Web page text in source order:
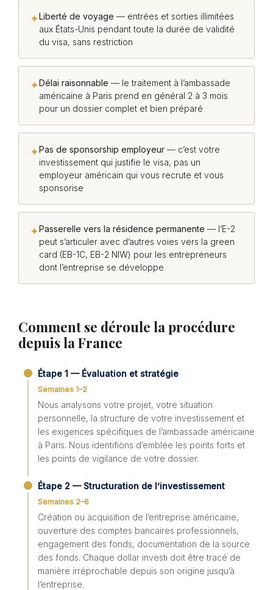
✦Liberté de voyage — entrées et sorties illimitées
aux États-Unis pendant toute la durée de validité
du visa, sans restriction
✦Délai raisonnable — le traitement à l’ambassade
américaine à Paris prend en général 2 à 3 mois
pour un dossier complet et bien préparé
✦Pas de sponsorship employeur — c’est votre
investissement qui justifie le visa, pas un
employeur américain qui vous recrute et vous
sponsorise
✦Passerelle vers la résidence permanente — l’E-2
peut s’articuler avec d’autres voies vers la green
card (EB-1C, EB-2 NIW) pour les entrepreneurs
dont l’entreprise se développe
Comment se déroule la procédure
depuis la France
Étape 1 — Évaluation et stratégie
Semaines 1–2
Nous analysons votre projet, votre situation
personnelle, la structure de votre investissement et
les exigences spécifiques de l’ambassade américaine
à Paris. Nous identifions d’emblée les points forts et
les points de vigilance de votre dossier.
Étape 2 — Structuration de l’investissement
Semaines 2–6
Création ou acquisition de l’entreprise américaine,
ouverture des comptes bancaires professionnels,
engagement des fonds, documentation de la source
des fonds. Chaque dollar investi doit être tracé de
manière irréprochable depuis son origine jusqu’à
l’entreprise.